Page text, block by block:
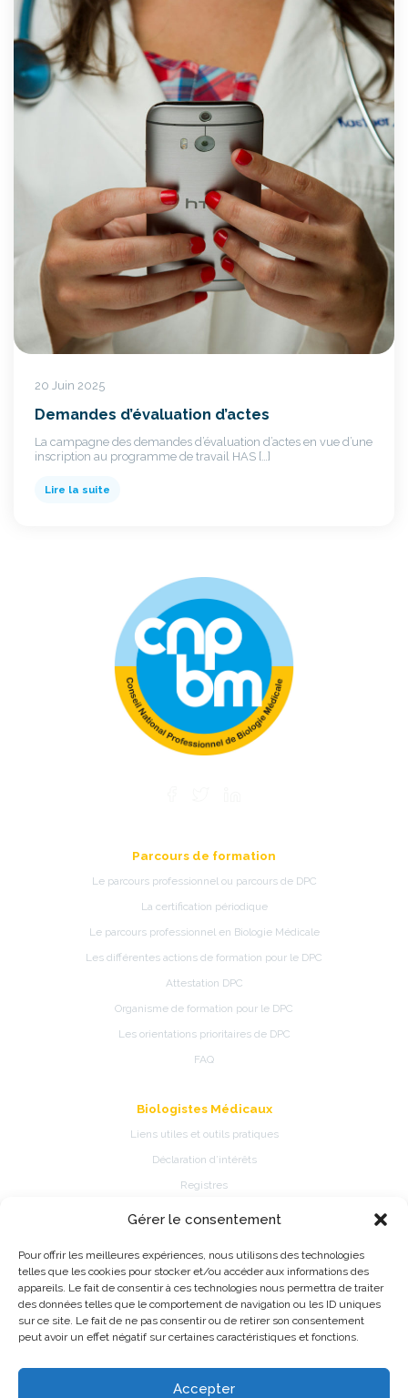
Gérer le consentement
Pour offrir les meilleures expériences, nous utilisons des technologies
telles que les cookies pour stocker et/ou accéder aux informations des
appareils. Le fait de consentir à ces technologies nous permettra de traiter
des données telles que le comportement de navigation ou les ID uniques
sur ce site. Le fait de ne pas consentir ou de retirer son consentement
peut avoir un effet négatif sur certaines caractéristiques et fonctions.
Accepter
20 Juin 2025
Demandes d’évaluation d’actes
La campagne des demandes d’évaluation d’actes en vue d’une
inscription au programme de travail HAS […]
Lire la suite
Parcours de formation
Le parcours professionnel ou parcours de DPC
La certification périodique
Le parcours professionnel en Biologie Médicale
Les différentes actions de formation pour le DPC
Attestation DPC
Organisme de formation pour le DPC
Les orientations prioritaires de DPC
FAQ
Biologistes Médicaux
Liens utiles et outils pratiques
Déclaration d’intérêts
Registres
Présentation de la spécialité
Pathologies et traitements de la spécialité
Fiches d’information patient
Information Registres de pratique médicale ou épidémiologique